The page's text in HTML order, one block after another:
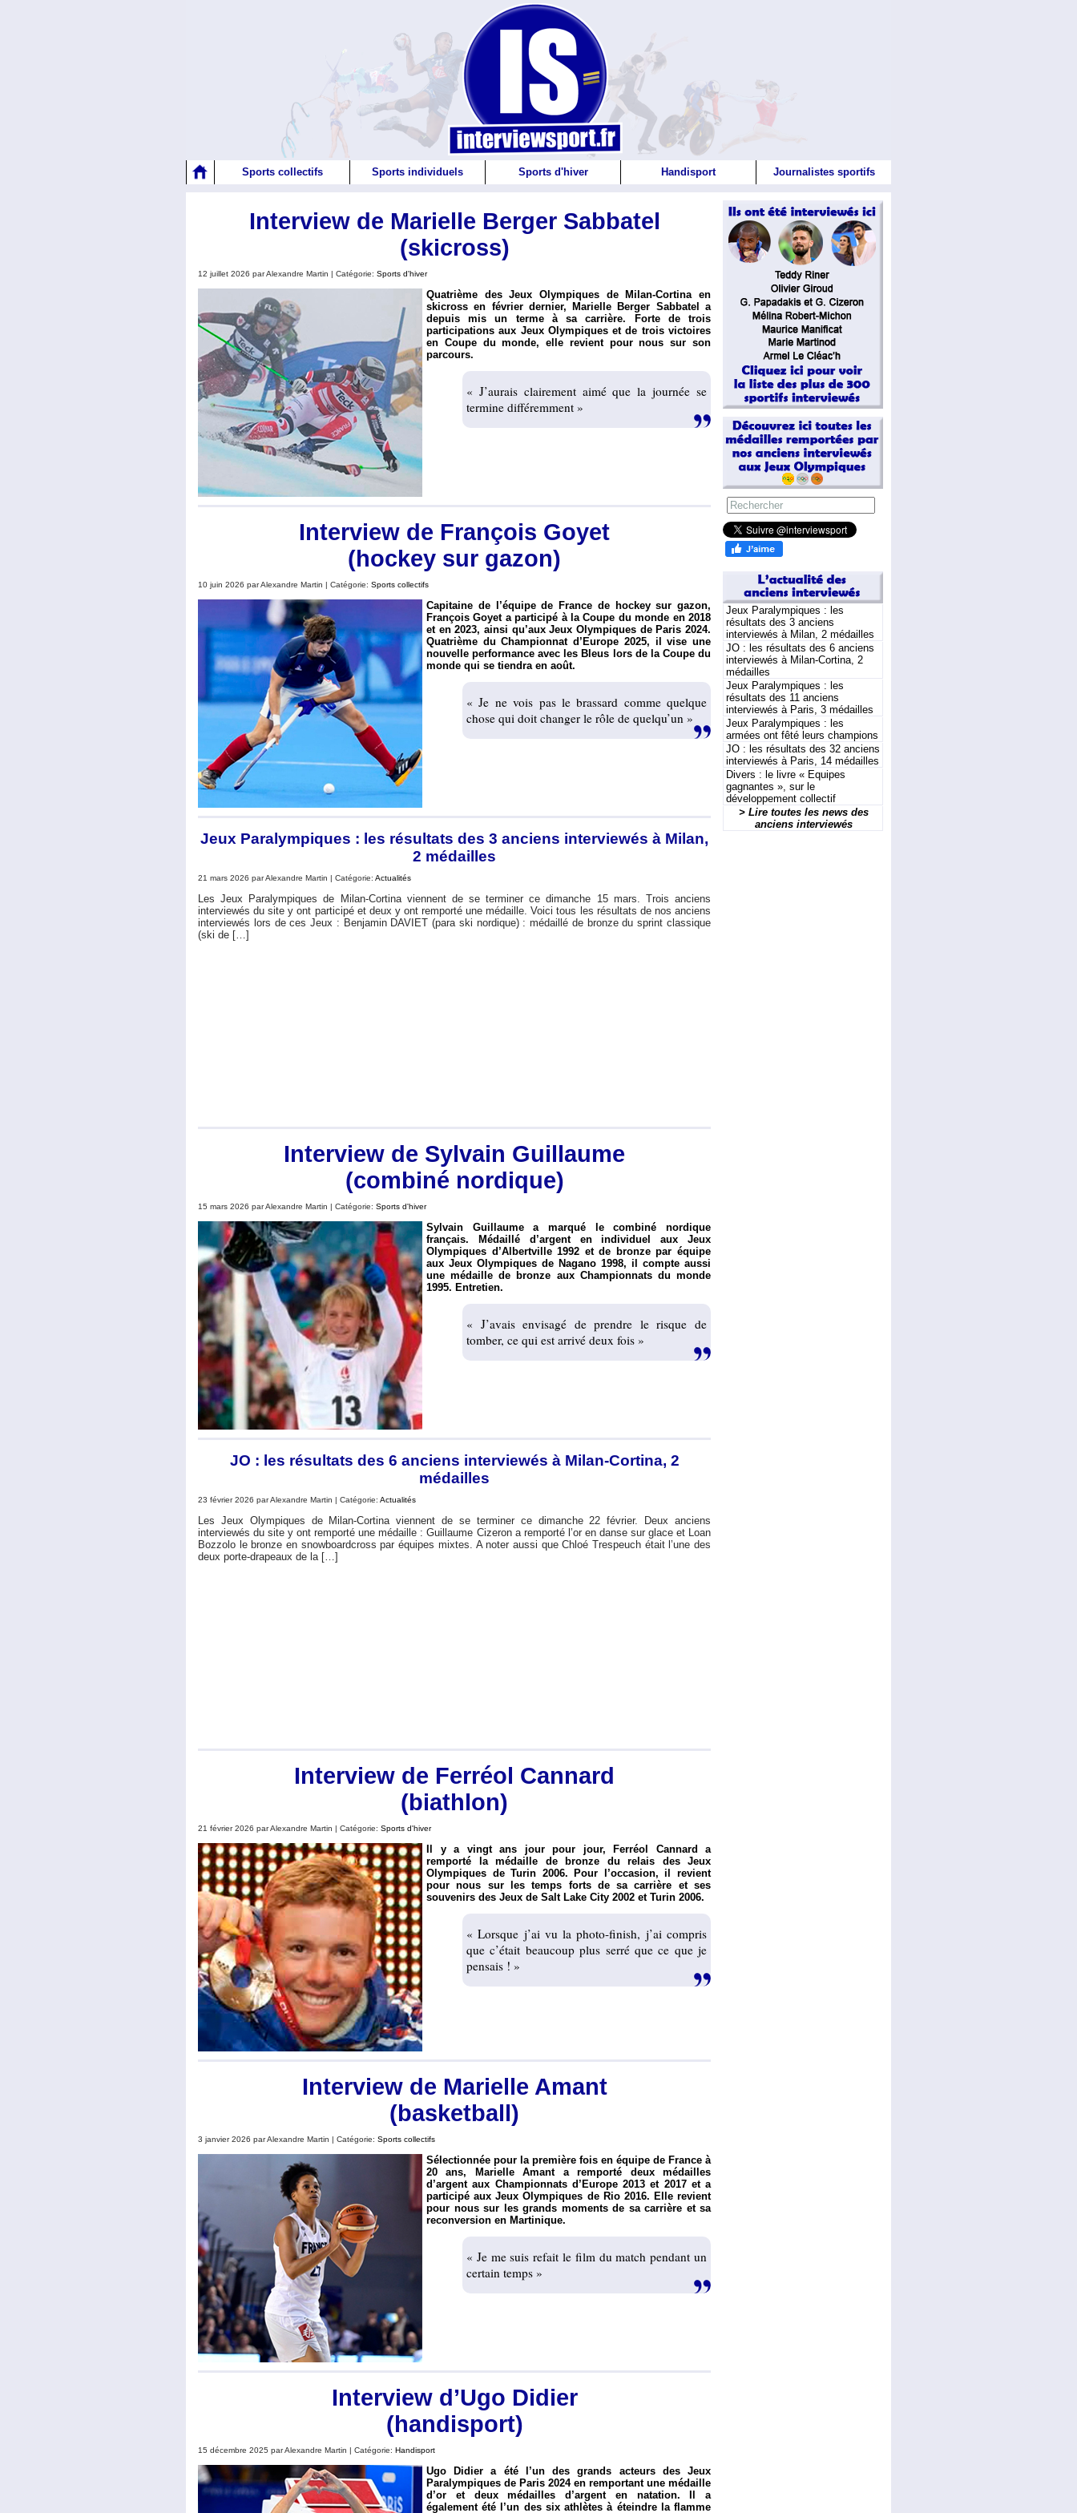
Sports collectifs Sports individuels Sports d'hiver Handisport Journalistes sportifs
Interview de Marielle Berger Sabbatel
(skicross)
12 juillet 2026 par Alexandre Martin | Catégorie: Sports d'hiver
Quatrième des Jeux Olympiques de Milan-Cortina en
skicross en février dernier, Marielle Berger Sabbatel a
depuis mis un terme à sa carrière. Forte de trois
participations aux Jeux Olympiques et de trois victoires
en Coupe du monde, elle revient pour nous sur son
parcours.
« J’aurais clairement aimé que la journée se
termine différemment »
Interview de François Goyet
(hockey sur gazon)
10 juin 2026 par Alexandre Martin | Catégorie: Sports collectifs
Capitaine de l’équipe de France de hockey sur gazon,
François Goyet a participé à la Coupe du monde en 2018
et en 2023, ainsi qu’aux Jeux Olympiques de Paris 2024.
Quatrième du Championnat d’Europe 2025, il vise une
nouvelle performance avec les Bleus lors de la Coupe du
monde qui se tiendra en août.
« Je ne vois pas le brassard comme quelque
chose qui doit changer le rôle de quelqu’un »
Jeux Paralympiques : les résultats des 3 anciens interviewés à Milan,
2 médailles
21 mars 2026 par Alexandre Martin | Catégorie: Actualités
Les Jeux Paralympiques de Milan-Cortina viennent de se terminer ce dimanche 15 mars. Trois anciens
interviewés du site y ont participé et deux y ont remporté une médaille. Voici tous les résultats de nos anciens
interviewés lors de ces Jeux : Benjamin DAVIET (para ski nordique) : médaillé de bronze du sprint classique
(ski de […]
Interview de Sylvain Guillaume
(combiné nordique)
15 mars 2026 par Alexandre Martin | Catégorie: Sports d'hiver
Sylvain Guillaume a marqué le combiné nordique
français. Médaillé d’argent en individuel aux Jeux
Olympiques d’Albertville 1992 et de bronze par équipe
aux Jeux Olympiques de Nagano 1998, il compte aussi
une médaille de bronze aux Championnats du monde
1995. Entretien.
« J’avais envisagé de prendre le risque de
tomber, ce qui est arrivé deux fois »
JO : les résultats des 6 anciens interviewés à Milan-Cortina, 2
médailles
23 février 2026 par Alexandre Martin | Catégorie: Actualités
Les Jeux Olympiques de Milan-Cortina viennent de se terminer ce dimanche 22 février. Deux anciens
interviewés du site y ont remporté une médaille : Guillaume Cizeron a remporté l’or en danse sur glace et Loan
Bozzolo le bronze en snowboardcross par équipes mixtes. A noter aussi que Chloé Trespeuch était l’une des
deux porte-drapeaux de la […]
Interview de Ferréol Cannard
(biathlon)
21 février 2026 par Alexandre Martin | Catégorie: Sports d'hiver
Il y a vingt ans jour pour jour, Ferréol Cannard a
remporté la médaille de bronze du relais des Jeux
Olympiques de Turin 2006. Pour l’occasion, il revient
pour nous sur les temps forts de sa carrière et ses
souvenirs des Jeux de Salt Lake City 2002 et Turin 2006.
« Lorsque j’ai vu la photo-finish, j’ai compris
que c’était beaucoup plus serré que ce que je
pensais ! »
Interview de Marielle Amant
(basketball)
3 janvier 2026 par Alexandre Martin | Catégorie: Sports collectifs
Sélectionnée pour la première fois en équipe de France à
20 ans, Marielle Amant a remporté deux médailles
d’argent aux Championnats d’Europe 2013 et 2017 et a
participé aux Jeux Olympiques de Rio 2016. Elle revient
pour nous sur les grands moments de sa carrière et sa
reconversion en Martinique.
« Je me suis refait le film du match pendant un
certain temps »
Interview d’Ugo Didier
(handisport)
15 décembre 2025 par Alexandre Martin | Catégorie: Handisport
Ugo Didier a été l’un des grands acteurs des Jeux
Paralympiques de Paris 2024 en remportant une médaille
d’or et deux médailles d’argent en natation. Il a
également été l’un des six athlètes à éteindre la flamme
Jeux Paralympiques : les
résultats des 3 anciens
interviewés à Milan, 2 médailles
JO : les résultats des 6 anciens
interviewés à Milan-Cortina, 2
médailles
Jeux Paralympiques : les
résultats des 11 anciens
interviewés à Paris, 3 médailles
Jeux Paralympiques : les
armées ont fêté leurs champions
JO : les résultats des 32 anciens
interviewés à Paris, 14 médailles
Divers : le livre « Equipes
gagnantes », sur le
développement collectif
> Lire toutes les news des
anciens interviewés